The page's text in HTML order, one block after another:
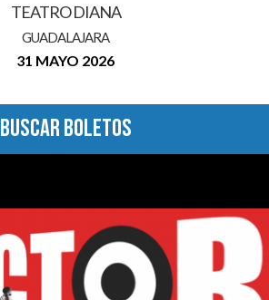
TEATRO DIANA
GUADALAJARA
31 MAYO 2026
BUSCAR BOLETOS